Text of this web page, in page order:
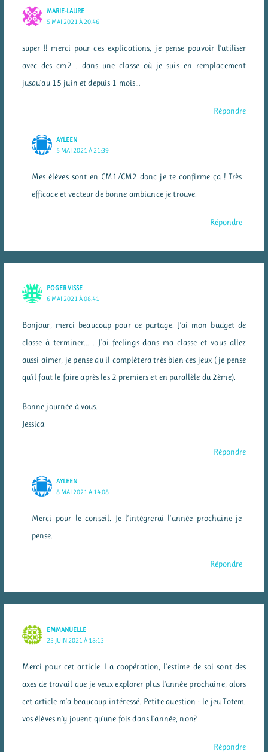
MARIE-LAURE
5 MAI 2021 À 20:46
super !! merci pour ces explications, je pense pouvoir l’utiliser
avec des cm2 , dans une classe où je suis en remplacement
jusqu’au 15 juin et depuis 1 mois…
Répondre
AYLEEN
5 MAI 2021 À 21:39
Mes élèves sont en CM1/CM2 donc je te confirme ça ! Très
efficace et vecteur de bonne ambiance je trouve.
Répondre
POGER VISSE
6 MAI 2021 À 08:41
Bonjour, merci beaucoup pour ce partage. J’ai mon budget de
classe à terminer…… J’ai feelings dans ma classe et vous allez
aussi aimer, je pense qu il complètera très bien ces jeux ( je pense
qu’il faut le faire après les 2 premiers et en parallèle du 2ème).
Bonne journée à vous.
Jessica
Répondre
AYLEEN
8 MAI 2021 À 14:08
Merci pour le conseil. Je l’intègrerai l’année prochaine je
pense.
Répondre
EMMANUELLE
23 JUIN 2021 À 18:13
Merci pour cet article. La coopération, l’estime de soi sont des
axes de travail que je veux explorer plus l’année prochaine, alors
cet article m’a beaucoup intéressé. Petite question : le jeu Totem,
vos élèves n’y jouent qu’une fois dans l’année, non?
Répondre